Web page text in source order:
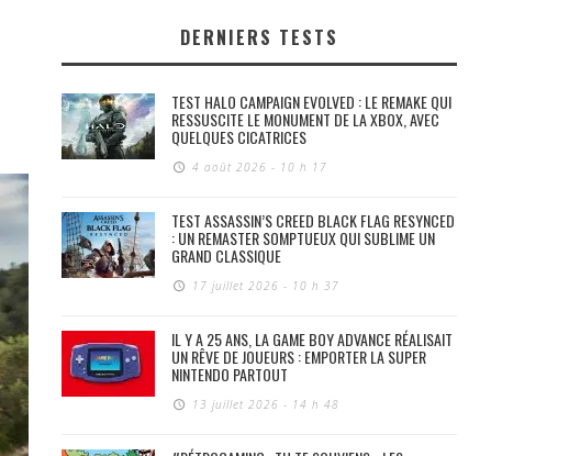
DERNIERS TESTS
TEST HALO CAMPAIGN EVOLVED : LE REMAKE QUI
RESSUSCITE LE MONUMENT DE LA XBOX, AVEC
QUELQUES CICATRICES
4 août 2026 - 10 h 17
TEST ASSASSIN’S CREED BLACK FLAG RESYNCED
: UN REMASTER SOMPTUEUX QUI SUBLIME UN
GRAND CLASSIQUE
17 juillet 2026 - 10 h 37
IL Y A 25 ANS, LA GAME BOY ADVANCE RÉALISAIT
UN RÊVE DE JOUEURS : EMPORTER LA SUPER
NINTENDO PARTOUT
13 juillet 2026 - 14 h 48